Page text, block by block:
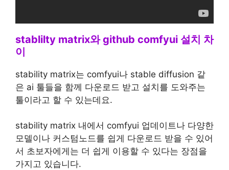
stablilty matrix와 github comfyui 설치 차
이
stability matrix는 comfyui나 stable diffusion 같
은 ai 툴들을 함께 다운로드 받고 설치를 도와주는
툴이라고 할 수 있는데요.
stability matrix 내에서 comfyui 업데이트나 다양한
모델이나 커스텀노드를 쉽게 다운로드 받을 수 있어
서 초보자에게는 더 쉽게 이용할 수 있다는 장점을
가지고 있습니다.